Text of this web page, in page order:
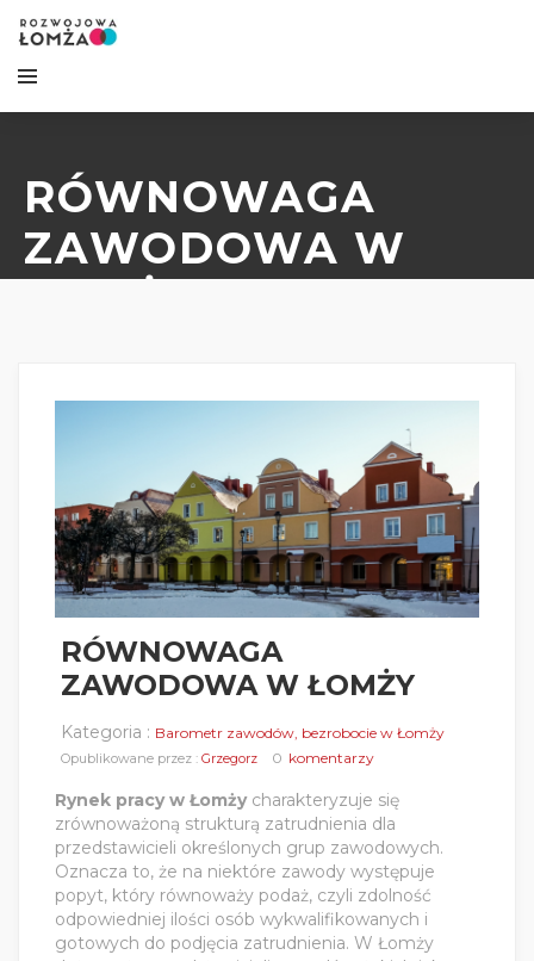
RÓWNOWAGA
ZAWODOWA W
RÓWNOWAGA
ZAWODOWA W ŁOMŻY
Kategoria : Barometr zawodów, bezrobocie w Łomży
Opublikowane przez : Grzegorz 0 komentarzy
Rynek pracy w Łomżycharakteryzuje się
zrównoważoną strukturą zatrudnienia dla
przedstawicieli określonych grup zawodowych.
Oznacza to, że na niektóre zawody występuje
popyt, który równoważy podaż, czyli zdolność
odpowiedniej ilości osób wykwalifikowanych i
gotowych do podjęcia zatrudnienia. W Łomży